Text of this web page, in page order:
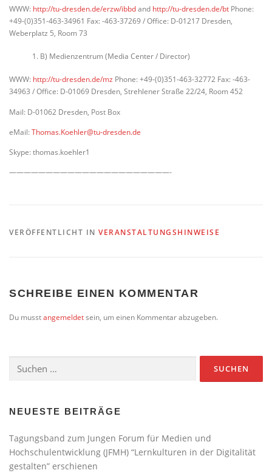
WWW: http://tu-dresden.de/erzw/ibbdand http://tu-dresden.de/bt Phone:
+49-(0)351-463-34961 Fax: -463-37269 / Office: D-01217 Dresden,
Weberplatz 5, Room 73
B) Medienzentrum (Media Center / Director)
WWW: http://tu-dresden.de/mz Phone: +49-(0)351-463-32772 Fax: -463-
34963 / Office: D-01069 Dresden, Strehlener Straße 22/24, Room 452
Mail: D-01062 Dresden, Post Box
eMail:Thomas.Koehler@tu-dresden.de
Skype: thomas.koehler1
——————————————————————-
VERÖFFENTLICHT IN VERANSTALTUNGSHINWEISE
SCHREIBE EINEN KOMMENTAR
Du musstangemeldetsein, um einen Kommentar abzugeben.
nach:
NEUESTE BEITRÄGE
Tagungsband zum Jungen Forum für Medien und
Hochschulentwicklung (JFMH) “Lernkulturen in der Digitalität
gestalten” erschienen